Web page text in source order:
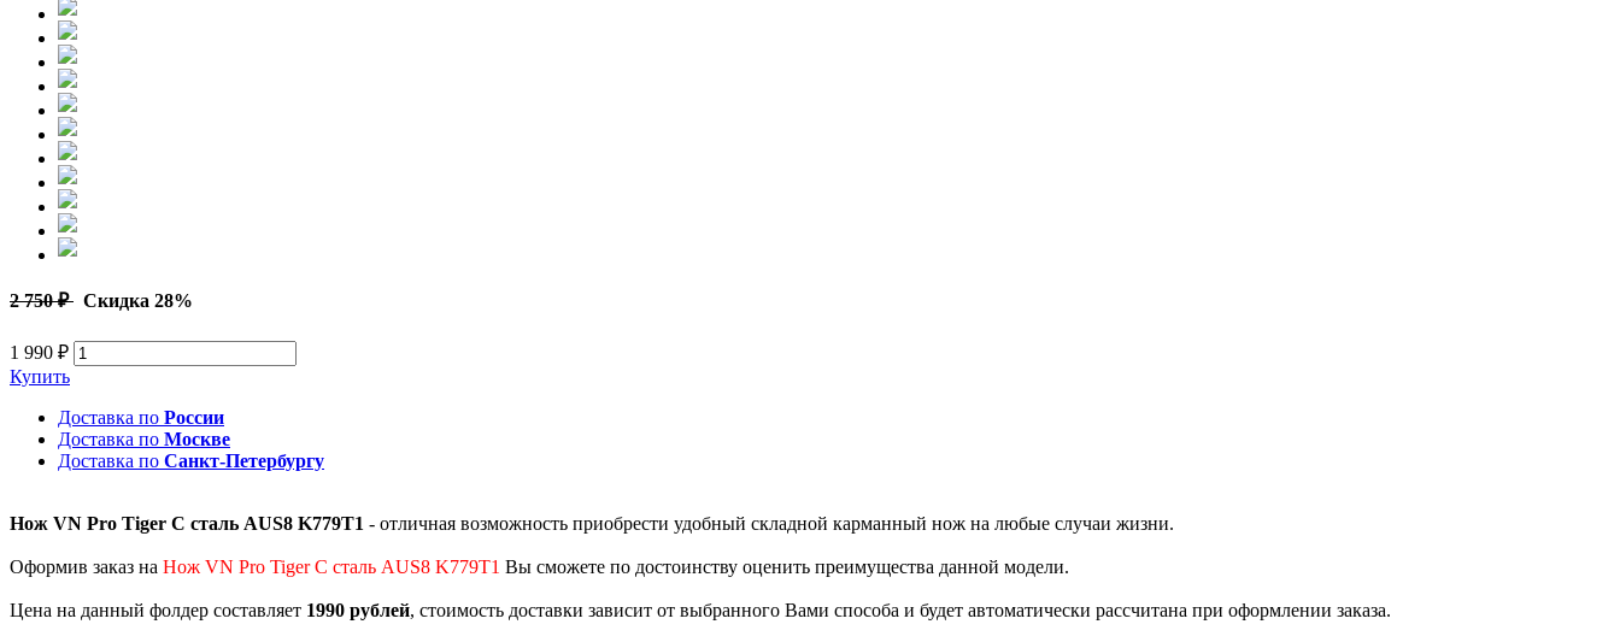
2 750 ₽ Скидка 28%
1 990 ₽
Купить
Доставка по России
Доставка по Москве
Доставка по Санкт-Петербургу
Нож VN Pro Tiger C сталь AUS8 K779T1 - отличная возможность приобрести удобный складной карманный нож на любые случаи жизни.
Оформив заказ на Нож VN Pro Tiger C сталь AUS8 K779T1 Вы сможете по достоинству оценить преимущества данной модели.
Цена на данный фолдер составляет 1990 рублей, стоимость доставки зависит от выбранного Вами способа и будет автоматически рассчитана при оформлении заказа.